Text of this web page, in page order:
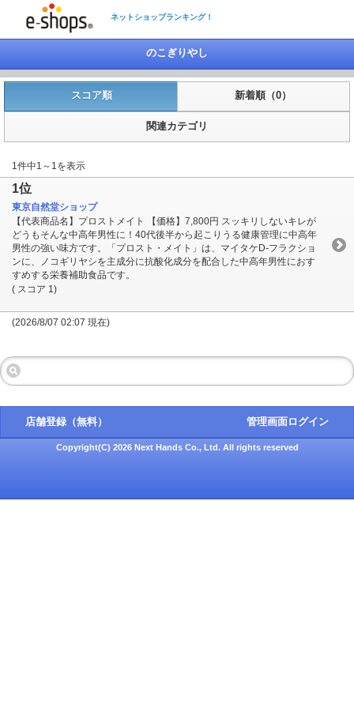
ネットショップランキング！
のこぎりやし
スコア順 新着順（0）
関連カテゴリ
1件中1～1を表示
1位
東京自然堂ショップ
【代表商品名】プロストメイト 【価格】7,800円 スッキリしないキレが
どうもそんな中高年男性に！40代後半から起こりうる健康管理に中高年
男性の強い味方です。「プロスト・メイト」は、マイタケD-フラクショ
ンに、ノコギリヤシを主成分に抗酸化成分を配合した中高年男性におす
すめする栄養補助食品です。
( スコア 1)
(2026/8/07 02:07 現在)
店舗登録（無料） 管理画面ログイン
Copyright(C) 2026 Next Hands Co., Ltd. All rights reserved